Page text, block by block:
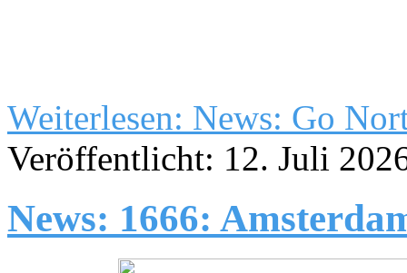
Weiterlesen: News: Go
Veröffentlicht: 12. Juli
News: 1666: